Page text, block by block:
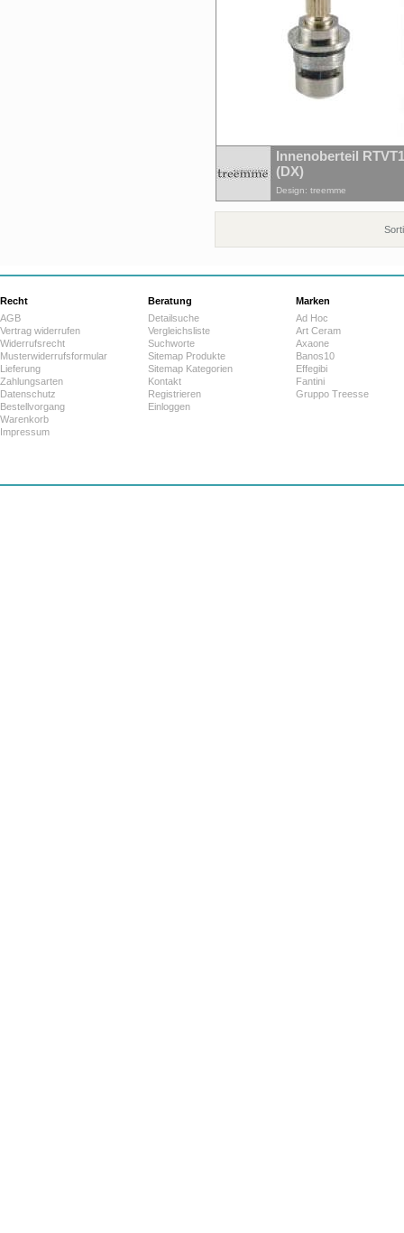
Innenoberteil
(DX)
Design: treemme
Recht
AGB
Vertrag widerrufen
Widerrufsrecht
Musterwiderrufsformular
Lieferung
Zahlungsarten
Datenschutz
Bestellvorgang
Warenkorb
Impressum
Beratung
Detailsuche
Vergleichsliste
Suchworte
Sitemap Produkte
Sitemap Kategorien
Kontakt
Registrieren
Einloggen
Marken
Ad Hoc
Art Ceram
Axaone
Banos10
Effegibi
Fantini
Gruppo Treesse